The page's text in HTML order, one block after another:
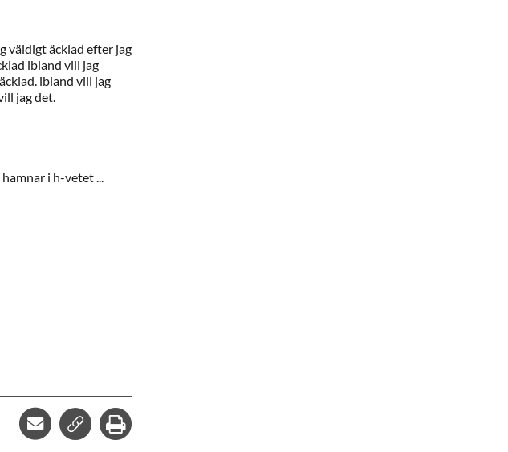
väldigt äcklad efter jag
ibland vill jag
ibland vill jag
jag det.
i h-vetet ...
Dela via mejlKopiera länk